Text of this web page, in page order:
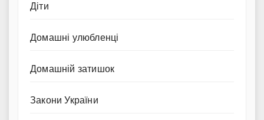
Діти
Домашні улюбленці
Домашній затишок
Закони України